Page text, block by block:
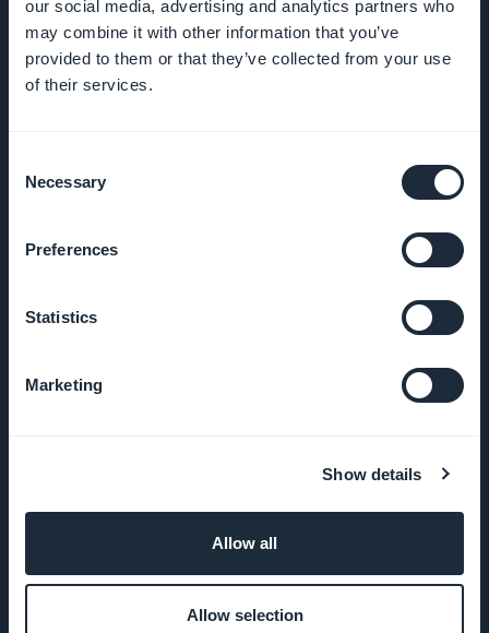
our social media, advertising and analytics partners who
may combine it with other information that you’ve
provided to them or that they’ve collected from your use
of their services.
Selection
Necessary
Preferences
Statistics
Marketing
Show details
Allow all
Allow selection
ENTREPRISE
A propos
extraordinaire
ADN
Startup
Politique de